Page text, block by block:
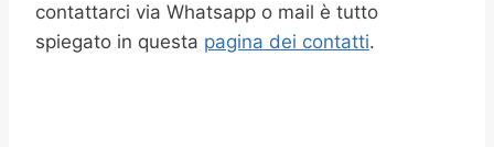
contattarci via Whatsapp o mail è tutto
spiegato in questa pagina dei contatti.